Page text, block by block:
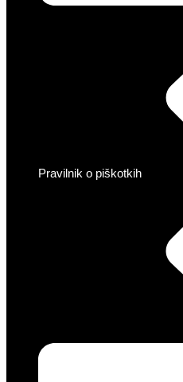
Pravilnik o piškotkih